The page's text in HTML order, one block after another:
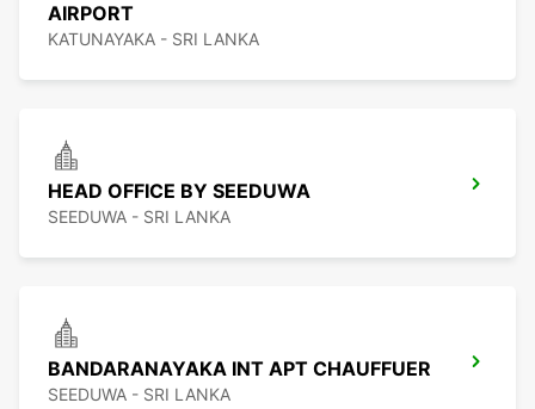
AIRPORT
KATUNAYAKA - SRI LANKA
HEAD OFFICE BY SEEDUWA
SEEDUWA - SRI LANKA
BANDARANAYAKA INT APT CHAUFFUER
SEEDUWA - SRI LANKA